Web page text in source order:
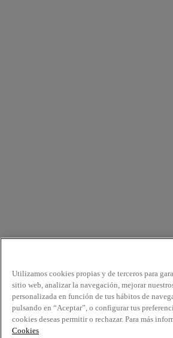
Utilizamos cookies propias y de terceros para
sitio web, analizar la navegación, mejorar
personalizada en función de tus hábitos de
pulsando en “Aceptar”, o configurar tus
cookies deseas permitir o rechazar. Para más
Cookies